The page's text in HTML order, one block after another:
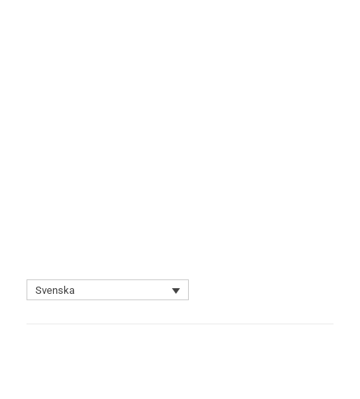
Svenska